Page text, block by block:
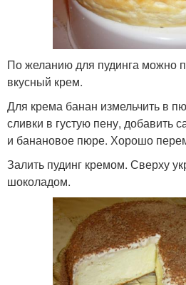
По желанию для пудинга можно
вкусный крем.
Для крема банан измельчить в
сливки в густую пену, добавить
и банановое пюре. Хорошо
Залить пудинг кремом. Сверху
шоколадом.